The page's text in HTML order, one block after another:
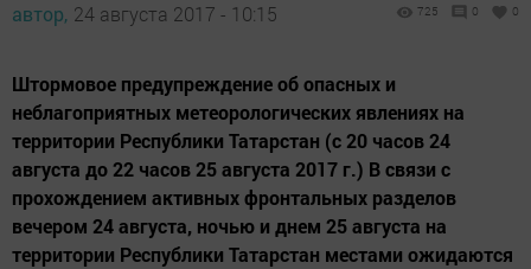
автор, 24 августа 2017 - 10:15 725 0 0
Штормовое предупреждение об опасных и
неблагоприятных метеорологических явлениях на
территории Республики Татарстан (с 20 часов 24
августа до 22 часов 25 августа 2017 г.) В связи с
прохождением активных фронтальных разделов
вечером 24 августа, ночью и днем 25 августа на
территории Республики Татарстан местами ожидаются